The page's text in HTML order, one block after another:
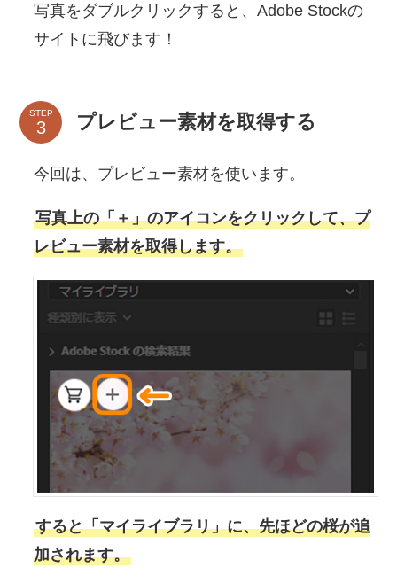
写真をダブルクリックすると、Adobe Stockの
サイトに飛びます！
STEP プレビュー素材を取得する
今回は、プレビュー素材を使います。
写真上の「＋」のアイコンをクリックして、プ
レビュー素材を取得します。
すると「マイライブラリ」に、先ほどの桜が追
加されます。